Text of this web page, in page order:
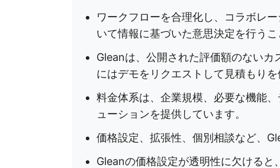
ワークフローを合理化し、コラボレ
いて情報に基づいた意思決定を行うこ
Gleanは、公開された評価額のないカ
にはデモをリクエストして見積もり
料金体系は、企業規模、必要な機能
ューションを提供しています。
価格設定、拡張性、個別相談など、
Gleanの価格設定が透明性に欠ける